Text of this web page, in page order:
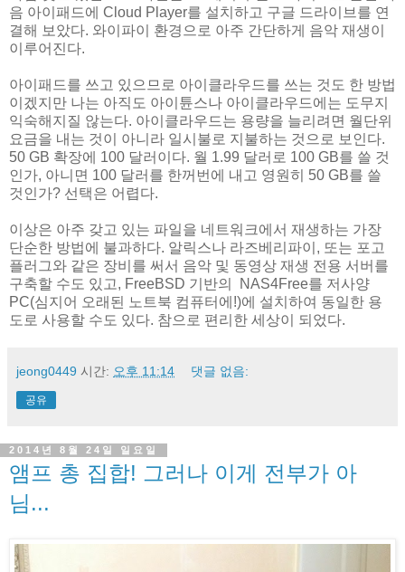
음 아이패드에 Cloud Player를 설치하고 구글 드라이브를 연
결해 보았다. 와이파이 환경으로 아주 간단하게 음악 재생이
이루어진다.
아이패드를 쓰고 있으므로 아이클라우드를 쓰는 것도 한 방법
이겠지만 나는 아직도 아이튠스나 아이클라우드에는 도무지
익숙해지질 않는다. 아이클라우드는 용량을 늘리려면 월단위
요금을 내는 것이 아니라 일시불로 지불하는 것으로 보인다.
50 GB 확장에 100 달러이다. 월 1.99 달러로 100 GB를 쓸 것
인가, 아니면 100 달러를 한꺼번에 내고 영원히 50 GB를 쓸
것인가? 선택은 어렵다.
이상은 아주 갖고 있는 파일을 네트워크에서 재생하는 가장
단순한 방법에 불과하다. 알릭스나 라즈베리파이, 또는 포고
플러그와 같은 장비를 써서 음악 및 동영상 재생 전용 서버를
구축할 수도 있고, FreeBSD 기반의 NAS4Free를 저사양
PC(심지어 오래된 노트북 컴퓨터에!)에 설치하여 동일한 용
도로 사용할 수도 있다. 참으로 편리한 세상이 되었다.
jeong0449 시간: 오후 11:14 댓글 없음:
공유
2014년 8월 24일 일요일
앰프 총 집합! 그러나 이게 전부가 아
님...